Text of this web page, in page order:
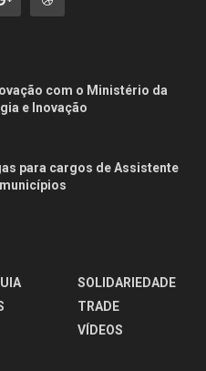
com o Ministério da
e Inovação
para cargos de Assistente
SOLIDARIEDADE
TRADE
VÍDEOS